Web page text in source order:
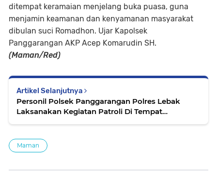
ditempat keramaian menjelang buka puasa, guna
menjamin keamanan dan kenyamanan masyarakat
dibulan suci Romadhon. Ujar Kapolsek
Panggarangan AKP Acep Komarudin SH.
(Maman/Red)
Artikel Selanjutnya
Personil Polsek Panggarangan Polres Lebak
Laksanakan Kegiatan Patroli Di Tempat
Maman